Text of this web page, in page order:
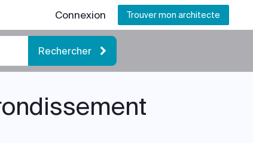
Connexion Trouver mon architecte
Rechercher